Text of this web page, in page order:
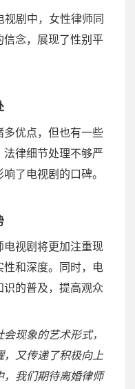
剧中，女性律师同
信念，展现了性别平
多优点，但也有一些
律细节处理不够严
了电视剧的口碑。
电视剧将更加注重现
性和深度。同时，电
的普及，提高观众
现象的艺术形式，
，又传递了积极向上
，我们期待离婚律师